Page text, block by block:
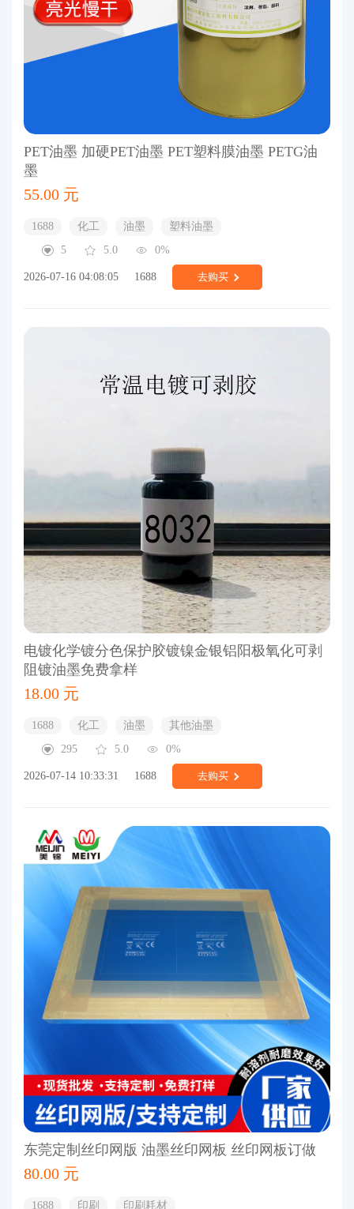
PET油墨 加硬PET油墨 PET塑料膜油墨 PETG油
墨
55.00 元
1688 化工 油墨
塑料油墨
5
5.0 0%
2026-07-16 04:08:05 1688 去购买
电镀化学镀分色保护胶镀镍金银铝阳极氧化可剥
阻镀油墨免费拿样
18.00 元
1688 化工 油墨
其他油墨
295
5.0 0%
2026-07-14 10:33:31 1688 去购买
东莞定制丝印网版 油墨丝印网板 丝印网板订做
80.00 元
1688 印刷
印刷耗材